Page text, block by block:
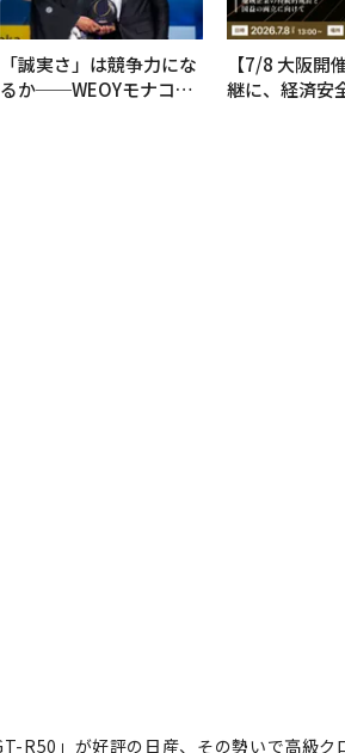
「誠実さ」は競争力にな
るか──WEOYモナコで
【7/8 大阪開
継に、経済安